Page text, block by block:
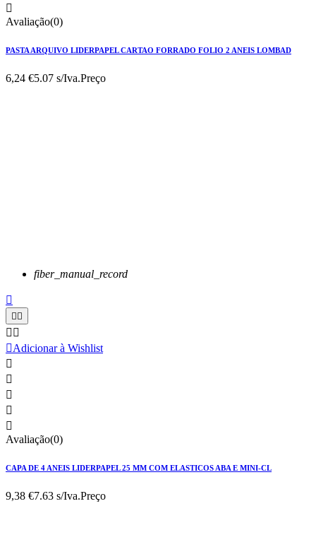

Avaliação(0)
PASTA ARQUIVO LIDERPAPEL CARTAO FORRADO FOLIO 2 ANEIS LOMBAD
6,24 €5.07 s/Iva.Preço
fiber_manual_record

 
 
Adicionar à Wishlist





Avaliação(0)
CAPA DE 4 ANEIS LIDERPAPEL 25 MM COM ELASTICOS ABA E MINI-CL
9,38 €7.63 s/Iva.Preço